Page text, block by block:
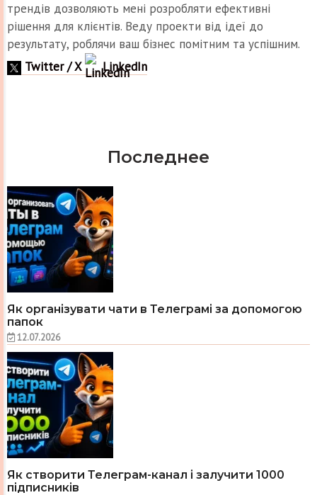
трендів дозволяють мені розробляти ефективні
рішення для клієнтів. Веду проекти від ідеї до
результату, роблячи ваш бізнес помітним та успішним.
Twitter / X
LinkedIn
Последнее
Як організувати чати в Телеграмі за допомогою
папок
12.07.2026
Як створити Телеграм-канал і залучити 1000
підписників